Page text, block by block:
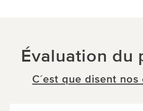
Évaluation du
C´est que disent nos